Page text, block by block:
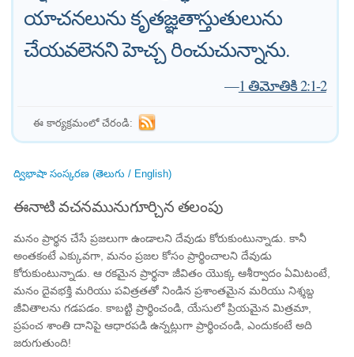
యాచనలును కృతజ్ఞతాస్తుతులును
చేయవలెనని హెచ్చ రించుచున్నాను.
—1 తిమోతికి 2:1-2
ఈ కార్యక్రమంలో చేరండి:
ద్విభాషా సంస్కరణ (తెలుగు / English)
ఈనాటి వచనమునుగూర్చిన తలంపు
మనం ప్రార్థన చేసే ప్రజలుగా ఉండాలని దేవుడు కోరుకుంటున్నాడు. కానీ
అంతకంటే ఎక్కువగా, మనం ప్రజల కోసం ప్రార్థించాలని దేవుడు
కోరుకుంటున్నాడు. ఆ రకమైన ప్రార్థనా జీవితం యొక్క ఆశీర్వాదం ఏమిటంటే,
మనం దైవభక్తి మరియు పవిత్రతతో నిండిన ప్రశాంతమైన మరియు నిశ్శబ్ద
జీవితాలను గడపడం. కాబట్టి ప్రార్థించండి, యేసులో ప్రియమైన మిత్రమా,
ప్రపంచ శాంతి దానిపై ఆధారపడి ఉన్నట్లుగా ప్రార్థించండి, ఎందుకంటే అది
జరుగుతుంది!